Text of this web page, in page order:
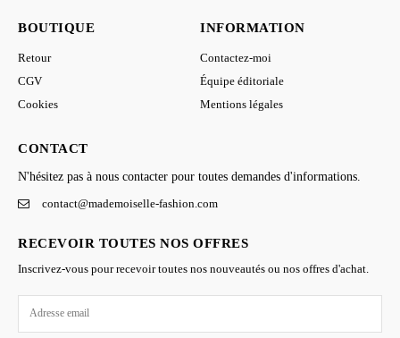
BOUTIQUE
Retour
CGV
Cookies
INFORMATION
Contactez-moi
Équipe éditoriale
Mentions légales
CONTACT
N'hésitez pas à nous contacter pour toutes demandes d'informations.
contact@mademoiselle-fashion.com
RECEVOIR TOUTES NOS OFFRES
Inscrivez-vous pour recevoir toutes nos nouveautés ou nos offres d'achat.